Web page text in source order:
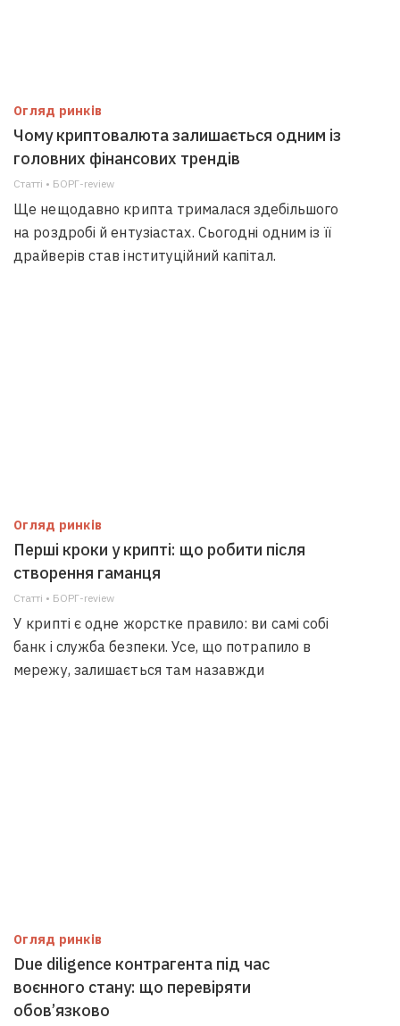
Огляд ринків
Чому криптовалюта залишається одним із
головних фінансових трендів
Статті • БОРГ-review
Ще нещодавно крипта трималася здебільшого
на роздробі й ентузіастах. Сьогодні одним із її
драйверів став інституційний капітал.
Огляд ринків
Перші кроки у крипті: що робити після
створення гаманця
Статті • БОРГ-review
У крипті є одне жорстке правило: ви самі собі
банк і служба безпеки. Усе, що потрапило в
мережу, залишається там назавжди
Огляд ринків
Due diligence контрагента під час
воєнного стану: що перевіряти
обов’язково